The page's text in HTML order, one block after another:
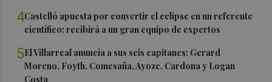
4Castelló apuesta por convertir el eclipse en un referente
científico: recibirá a un gran equipo de expertos
5El Villarreal anuncia a sus seis capitanes: Gerard
Moreno, Foyth, Comesaña, Ayoze, Cardona y Logan
Costa